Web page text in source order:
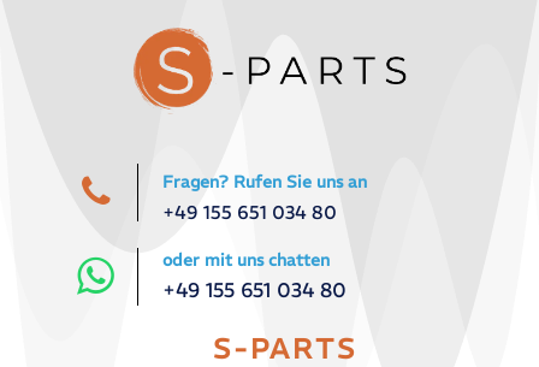
Fragen? Rufen Sie uns an
+49 155 651 034 80
oder mit uns chatten
+49 155 651 034 80
S-PARTS